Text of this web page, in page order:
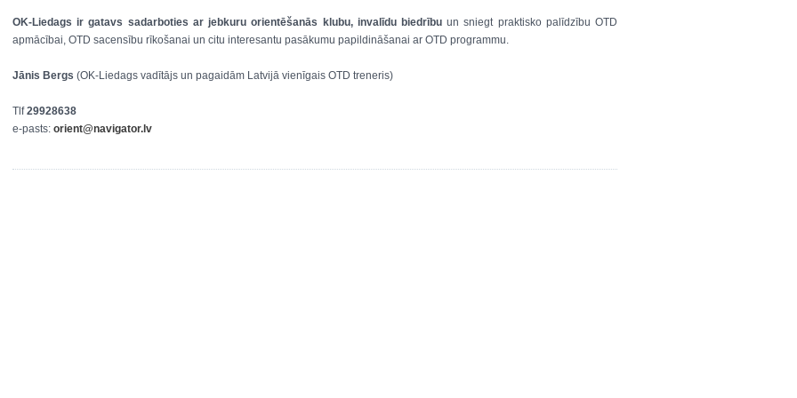
OK-Liedags ir gatavs sadarboties ar jebkuru orientēšanās klubu, invalīdu biedrībuun sniegt praktisko palīdzību OTD
apmācībai, OTD sacensību rīkošanai un citu interesantu pasākumu papildināšanai ar OTD programmu.
Jānis Bergs (OK-Liedags vadītājs un pagaidām Latvijā vienīgais OTD treneris)
Tlf 29928638
e-pasts: orient@navigator.lv